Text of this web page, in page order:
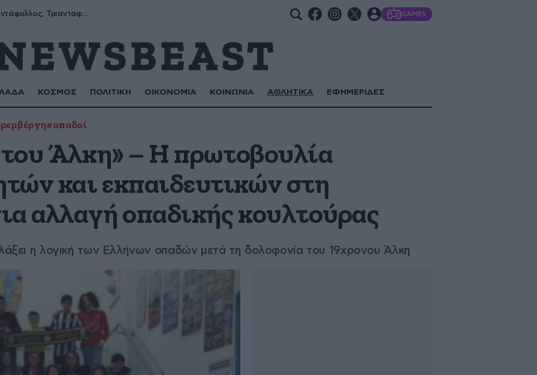
Μύρων, Τριαντάφυλλος, Τριανταφυλλιά, Φυλλιώ, Ρόζα GAMES
ΚΟΣΜΟΣ ΠΟΛΙΤΙΚΗ ΟΙΚΟΝΟΜΙΑ ΚΟΙΝΩΝΙΑ ΑΘΛΗΤΙΚΑ ΕΦΗΜΕΡΙΔΕΣ
#οπαδοί
του Άλκη» – Η πρωτοβουλία
και εκπαιδευτικών στη
αλλαγή οπαδικής κουλτούρας
η λογική των Ελλήνων οπαδών μετά τη δολοφονία του 19χρονου Άλκη